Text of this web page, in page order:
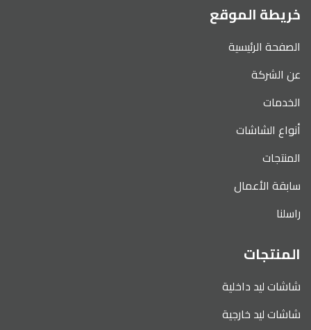
خريطة الموقع
الصفحة الرئيسية
عن الشركة
الخدمات
أنواع الشاشات
المنتجات
سابقة الأعمال
راسلنا
المنتجات
شاشات ليد داخلية
شاشات ليد خارجية